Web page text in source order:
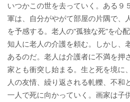
いつかこの世を去っていく。ある９
軍は、自分がやがて部屋の片隅で、
を予感する。老人の”孤独な死”を心
知人に老人の介護を頼む。しかし、
あるのだ。老人は介護者に不満を押
家とも衝突し始まる。生と死を境に
人の友情、繰り返される軋轢、不和
一人で死に向かっていく。画家は子